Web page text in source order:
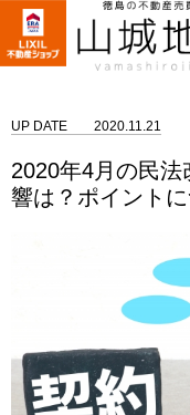
UP DATE 2020.11.21
2020年4月の民
響は？ポイント